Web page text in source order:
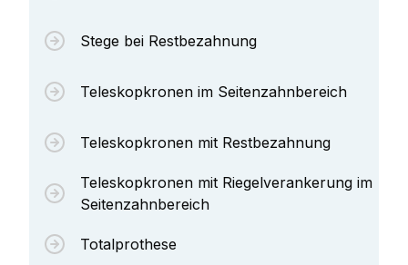
Stege bei Restbezahnung
Teleskopkronen im Seitenzahnbereich
Teleskopkronen mit Restbezahnung
Teleskopkronen mit Riegelverankerung im
Seitenzahnbereich
Totalprothese